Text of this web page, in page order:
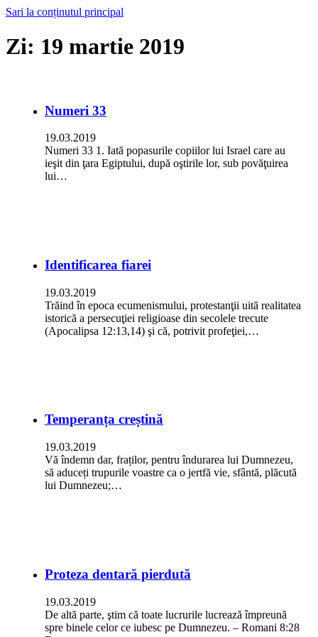
Sari la conținutul principal
Zi: 19 martie 2019
Numeri 33
19.03.2019
Numeri 33 1. Iată popasurile copiilor lui Israel care au
ieşit din ţara Egiptului, după oştirile lor, sub povăţuirea
lui…
Identificarea fiarei
19.03.2019
Trăind în epoca ecumenismului, protestanţii uită realitatea
istorică a persecuţiei religioase din secolele trecute
(Apocalipsa 12:13,14) şi că, potrivit profeţiei,…
Temperanța creștină
19.03.2019
Vă îndemn dar, fraților, pentru îndurarea lui Dumnezeu,
să aduceți trupurile voastre ca o jertfă vie, sfântă, plăcută
lui Dumnezeu;…
Proteza dentară pierdută
19.03.2019
De altă parte, ştim că toate lucrurile lucrează împreună
spre binele celor ce iubesc pe Dumnezeu. – Romani 8:28